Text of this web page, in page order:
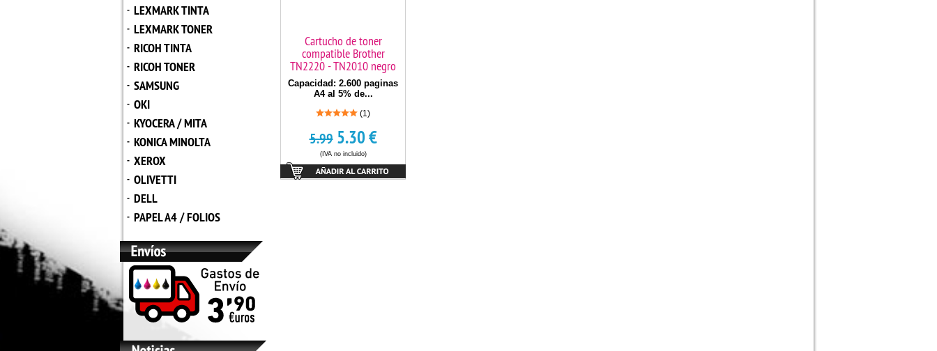
- LEXMARK TINTA
- LEXMARK TONER
- RICOH TINTA
- RICOH TONER
- SAMSUNG
- OKI
- KYOCERA / MITA
- KONICA MINOLTA
- XEROX
- OLIVETTI
- DELL
- PAPEL A4 / FOLIOS
Cartucho de toner
compatible Brother
TN2220 - TN2010 negro
Capacidad: 2.600 paginas
A4 al 5% de...
(1)
5.99 5.30€
(IVA no incluido)